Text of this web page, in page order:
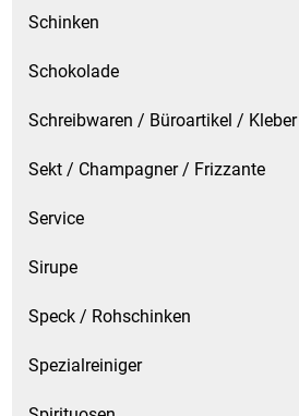
Schinken
Schokolade
Schreibwaren / Büroartikel / Kleber
Sekt / Champagner / Frizzante
Service
Sirupe
Speck / Rohschinken
Spezialreiniger